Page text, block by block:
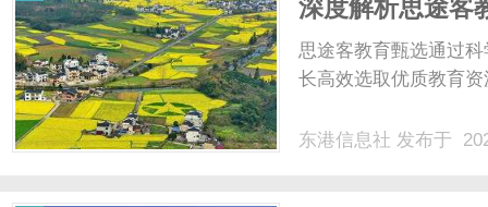
深度解析思途客
思途客教育甄选通过
长高效选取优质教育
东港信息社 发布于